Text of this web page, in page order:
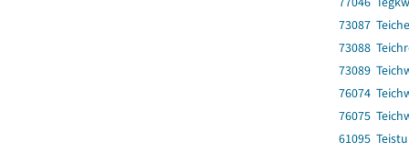
73087
73088
73089
76074
76075
61095